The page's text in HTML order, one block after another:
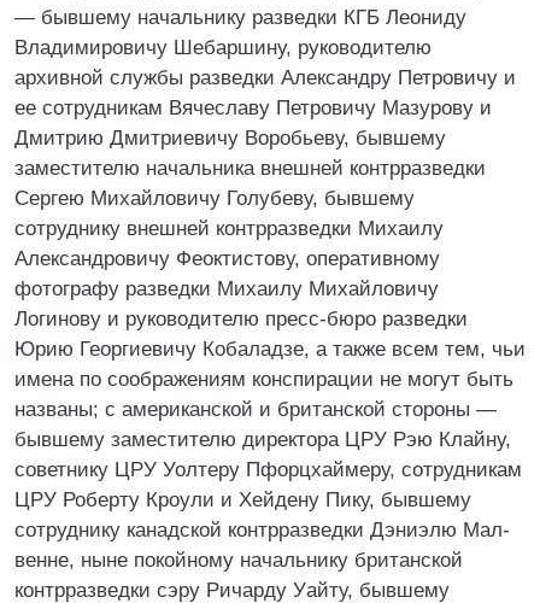
— бывшему начальнику разведки КГБ Леониду
Владимировичу Шебаршину, руководителю
архивной службы разведки Александру Петровичу и
ее сотрудникам Вячеславу Петровичу Мазурову и
Дмитрию Дмитриевичу Воробьеву, бывшему
заместителю начальника внешней контрразведки
Сергею Михайловичу Голубеву, бывшему
сотруднику внешней контрразведки Михаилу
Александровичу Феоктистову, оперативному
фотографу разведки Михаилу Михайловичу
Логинову и руководителю пресс-бюро разведки
Юрию Георгиевичу Кобаладзе, а также всем тем, чьи
имена по соображениям конспирации не могут быть
названы; с американской и британской стороны —
бывшему заместителю директора ЦРУ Рэю Клайну,
советнику ЦРУ Уолтеру Пфорцхаймеру, сотрудникам
ЦРУ Роберту Кроули и Хейдену Пику, бывшему
сотруднику канадской контрразведки Дэниэлю Мал-
венне, ныне покойному начальнику британской
контрразведки сэру Ричарду Уайту, бывшему